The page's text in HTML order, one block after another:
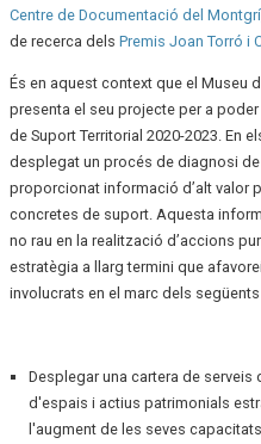
Centre de Documentació del
de recerca dels Premis Joan Torró i
És en aquest context que el Museu
presenta el seu projecte per a
de Suport Territorial 2020-2023. En
desplegat un procés de diagnosi
proporcionat informació d’alt valor
concretes de suport. Aquesta
no rau en la realització d’accions
estratègia a llarg termini que
involucrats en el marc dels
Desplegar una cartera de
d'espais i actius patrimonials
l'augment de les seves